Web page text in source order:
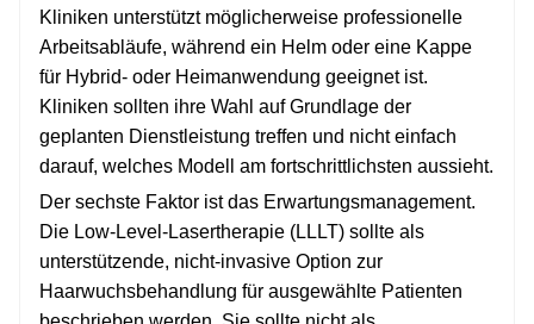
Kliniken unterstützt möglicherweise professionelle
Arbeitsabläufe, während ein Helm oder eine Kappe
für Hybrid- oder Heimanwendung geeignet ist.
Kliniken sollten ihre Wahl auf Grundlage der
geplanten Dienstleistung treffen und nicht einfach
darauf, welches Modell am fortschrittlichsten aussieht.
Der sechste Faktor ist das Erwartungsmanagement.
Die Low-Level-Lasertherapie (LLLT) sollte als
unterstützende, nicht-invasive Option zur
Haarwuchsbehandlung für ausgewählte Patienten